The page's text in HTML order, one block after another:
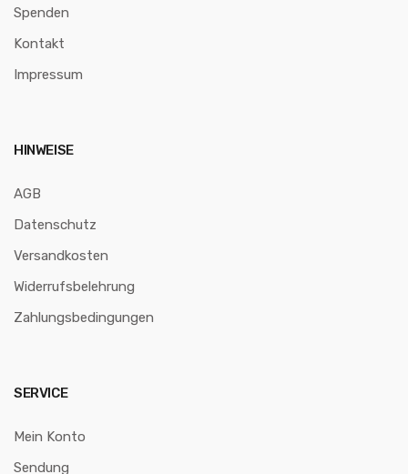
Spenden
Kontakt
Impressum
HINWEISE
AGB
Datenschutz
Versandkosten
Widerrufsbelehrung
Zahlungsbedingungen
SERVICE
Mein Konto
Sendung